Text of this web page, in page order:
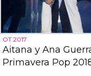
OT 2017
Aitana y Ana
Primavera Pop